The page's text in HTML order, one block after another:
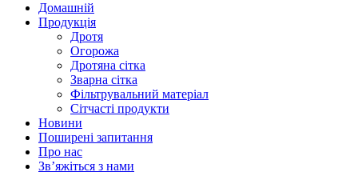
Домашній
Продукція
Дротя
Огорожа
Дротяна сітка
Зварна сітка
Фільтрувальний матеріал
Сітчасті продукти
Новини
Поширені запитання
Про нас
Зв’яжіться з нами